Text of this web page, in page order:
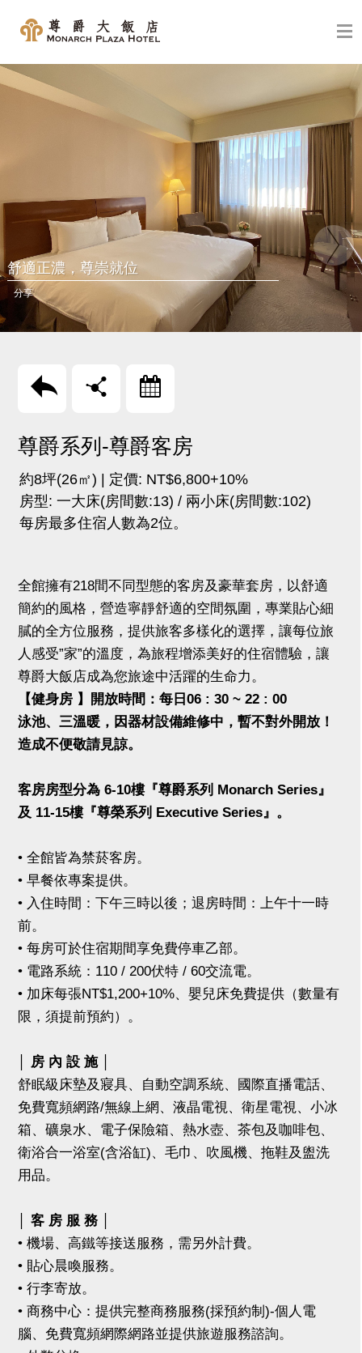
舒適正濃，尊崇就位
分享
回上頁 分享 訂房
尊爵系列-尊爵客房
約8坪(26㎡) | 定價: NT$6,800+10%
房型: 一大床(房間數:13) / 兩小床(房間數:102)
每房最多住宿人數為2位。
全館擁有218間不同型態的客房及豪華套房，以舒適
簡約的風格，營造寧靜舒適的空間氛圍，專業貼心細
膩的全方位服務，提供旅客多樣化的選擇，讓每位旅
人感受”家”的溫度，為旅程增添美好的住宿體驗，讓
尊爵大飯店成為您旅途中活躍的生命力。
【健身房 】開放時間：每日06 : 30 ~ 22 : 00
泳池、三溫暖，因器材設備維修中，暫不對外開放！
造成不便敬請見諒。
客房房型分為 6-10樓『尊爵系列 Monarch Series』
及 11-15樓『尊榮系列 Executive Series』。
• 全館皆為禁菸客房。
• 早餐依專案提供。
• 入住時間：下午三時以後；退房時間：上午十一時
前。
• 每房可於住宿期間享免費停車乙部。
• 電路系統：110 / 200伏特 / 60交流電。
• 加床每張NT$1,200+10%、嬰兒床免費提供（數量有
限，須提前預約）。
│ 房 內 設 施 │
舒眠級床墊及寢具、自動空調系統、國際直播電話、
免費寬頻網路/無線上網、液晶電視、衛星電視、小冰
箱、礦泉水、電子保險箱、熱水壺、茶包及咖啡包、
衛浴合一浴室(含浴缸)、毛巾、吹風機、拖鞋及盥洗
用品。
│ 客 房 服 務 │
• 機場、高鐵等接送服務，需另外計費。
• 貼心晨喚服務。
• 行李寄放。
• 商務中心：提供完整商務服務(採預約制)-個人電
腦、免費寬頻網際網路並提供旅遊服務諮詢。